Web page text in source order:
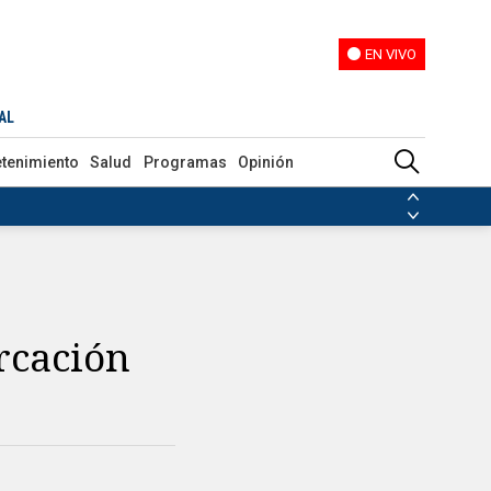
EN VIVO
Salud Programas Opinión